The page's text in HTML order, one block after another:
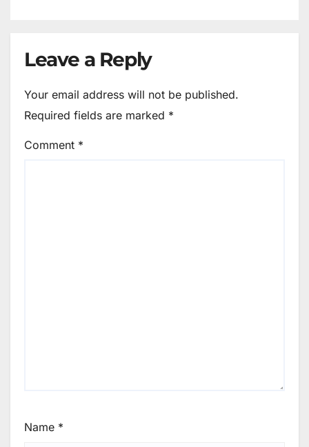
Leave a Reply
Your email address will not be published.
Required fields are marked *
Comment *
Name *